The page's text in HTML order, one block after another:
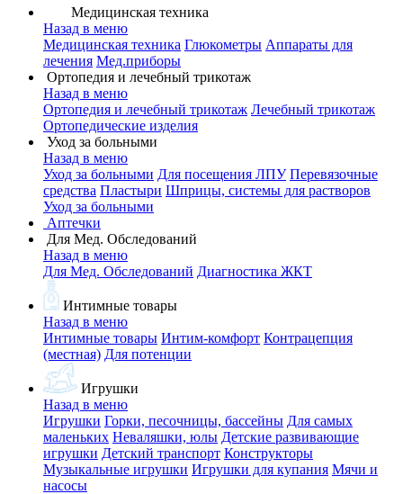
Медицинская техника
Назад в меню
Медицинская техника Глюкометры Аппараты для
лечения Мед.приборы
Ортопедия и лечебный трикотаж
Назад в меню
Ортопедия и лечебный трикотаж Лечебный трикотаж
Ортопедические изделия
Уход за больными
Назад в меню
Уход за больными Для посещения ЛПУ Перевязочные
средства Пластыри Шприцы, системы для растворов
Уход за больными
Аптечки
Для Мед. Обследований
Назад в меню
Для Мед. Обследований Диагностика ЖКТ
Интимные товары
Назад в меню
Интимные товары Интим-комфорт Контрацепция
(местная) Для потенции
Игрушки
Назад в меню
Игрушки Горки, песочницы, бассейны Для самых
маленьких Неваляшки, юлы Детские развивающие
игрушки Детский транспорт Конструкторы
Музыкальные игрушки Игрушки для купания Мячи и
насосы